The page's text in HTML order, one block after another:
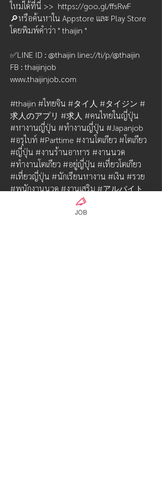
ใหม่ได้ที่นี่ >>  https://goo.gl/ffsRwF
🔎หรือค้นหาใน Appstore และ Play Store
โดยพิมพ์คำว่า " thaijin "
✅LINE ID : @thaijin line://ti/p/@thaijin
FB : thaijinjob
www.thaijinjob.com
#thaijin #ไทยจิน #タイ人 #タイジン #
求人のアプリ #求人 #คนไทยในญี่ปุ่น
#หางานญี่ปุ่น #ทำงานญี่ปุ่น #Japanjob
#อรุไบท์ #Parttime #งานโตเกียว #โตเกียว
#ญี่ปุ่น #งานร้านอาหาร #งานนวด
#ทำงานโตเกียว #อยู่ญี่ปุ่น #เที่ยวโตเกียว
#เที่ยวญี่ปุ่น #นักเรียนหางาน #เงิน #รวย
#พนักงานนวด #งานเสริม #アルバイト
#อยากทำงาน #タイ
JOB